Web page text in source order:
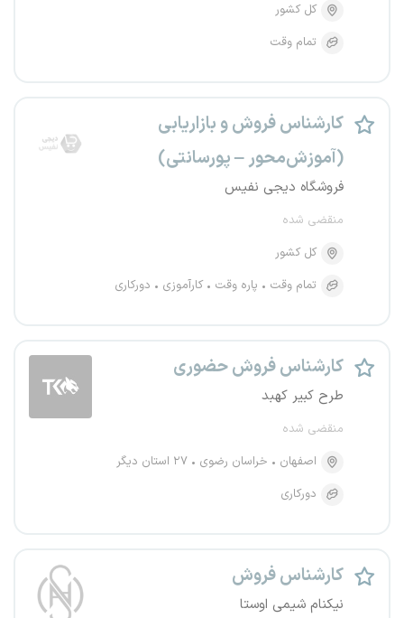
کل کشور
تمام وقت
کارشناس فروش و بازاریابی
(آموزش‌محور – پورسانتی)
فروشگاه دیجی نفیس
منقضی شده
کل کشور
تمام وقت
پاره وقت کارآموزی دورکاری
کارشناس فروش حضوری
طرح کبیر کهبد
منقضی شده
اصفهان
خراسان رضوی
۲۷ استان دیگر
دورکاری
کارشناس فروش
نیکنام شیمی اوستا